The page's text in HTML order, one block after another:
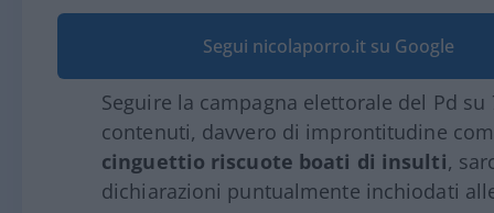
Segui nicolaporro.it su Google
Seguire la campagna elettorale del Pd su
contenuti, davvero di improntitudine
cinguettio riscuote boati di insulti,
dichiarazioni puntualmente inchiodati